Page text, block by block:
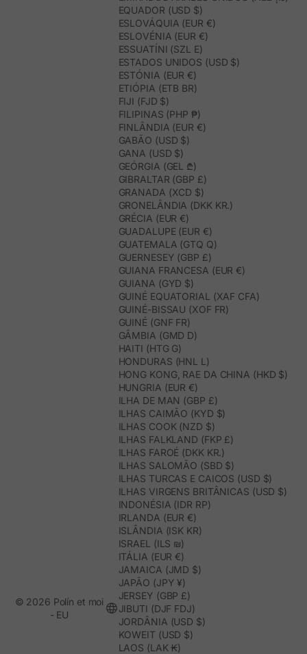
EQUADOR (USD $)
ESLOVÁQUIA (EUR €)
ESLOVÉNIA (EUR €)
ESSUATÍNI (SZL E)
ESTADOS UNIDOS (USD $)
ESTÓNIA (EUR €)
ETIÓPIA (ETB BR)
FIJI (FJD $)
FILIPINAS (PHP ₱)
FINLÂNDIA (EUR €)
GABÃO (USD $)
GANA (USD $)
GEÓRGIA (GEL ₾)
GIBRALTAR (GBP £)
GRANADA (XCD $)
GRONELÂNDIA (DKK KR.)
GRÉCIA (EUR €)
GUADALUPE (EUR €)
GUATEMALA (GTQ Q)
GUERNESEY (GBP £)
GUIANA FRANCESA (EUR €)
GUIANA (GYD $)
GUINÉ EQUATORIAL (XAF CFA)
GUINÉ-BISSAU (XOF FR)
GUINÉ (GNF FR)
GÂMBIA (GMD D)
HAITI (HTG G)
HONDURAS (HNL L)
HONG KONG, RAE DA CHINA (HKD $)
HUNGRIA (EUR €)
ILHA DE MAN (GBP £)
ILHAS CAIMÃO (KYD $)
ILHAS COOK (NZD $)
ILHAS FALKLAND (FKP £)
ILHAS FAROÉ (DKK KR.)
ILHAS SALOMÃO (SBD $)
ILHAS TURCAS E CAICOS (USD $)
ILHAS VIRGENS BRITÂNICAS (USD $)
INDONÉSIA (IDR RP)
IRLANDA (EUR €)
ISLÂNDIA (ISK KR)
ISRAEL (ILS ₪)
ITÁLIA (EUR €)
JAMAICA (JMD $)
JAPÃO (JPY ¥)
JERSEY (GBP £)
JIBUTI (DJF FDJ)
JORDÂNIA (USD $)
KOWEIT (USD $)
LAOS (LAK ₭)
© 2026 Polín et moi
- EU